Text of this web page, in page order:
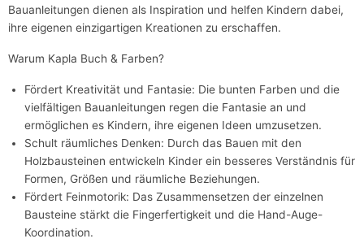
Bauanleitungen dienen als Inspiration und helfen Kindern dabei,
ihre eigenen einzigartigen Kreationen zu erschaffen.
Warum Kapla Buch & Farben?
Fördert Kreativität und Fantasie: Die bunten Farben und die
vielfältigen Bauanleitungen regen die Fantasie an und
ermöglichen es Kindern, ihre eigenen Ideen umzusetzen.
Schult räumliches Denken: Durch das Bauen mit den
Holzbausteinen entwickeln Kinder ein besseres Verständnis für
Formen, Größen und räumliche Beziehungen.
Fördert Feinmotorik: Das Zusammensetzen der einzelnen
Bausteine stärkt die Fingerfertigkeit und die Hand-Auge-
Koordination.